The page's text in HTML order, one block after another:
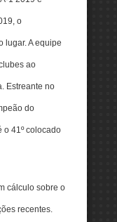
o
lugar. A equipe
ao
Estreante no
do
o 41º colocado
cálculo sobre o
recentes.